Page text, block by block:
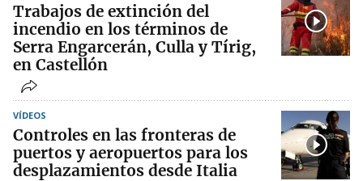
Trabajos de extinción del
incendio en los términos de
Serra Engarcerán, Culla y Tírig,
en Castellón
VÍDEOS
Controles en las fronteras de
puertos y aeropuertos para los
desplazamientos desde Italia